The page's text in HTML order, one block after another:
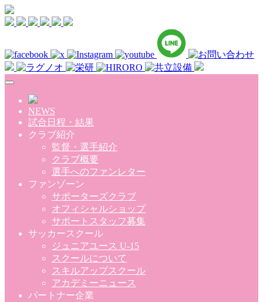
Skip to main content
NEWS
試合日程・結果
クラブ紹介
監督・選手紹介
クラブ概要
選手へのファンレター
ファンゾーン
サポーターズクラブ
オフィシャルショップ
サポートスタッフ募集
サッカースクール
ジュニアユース U-15
スクールについて
スキルアップスクール
アカデミーニュース
パートナー企業